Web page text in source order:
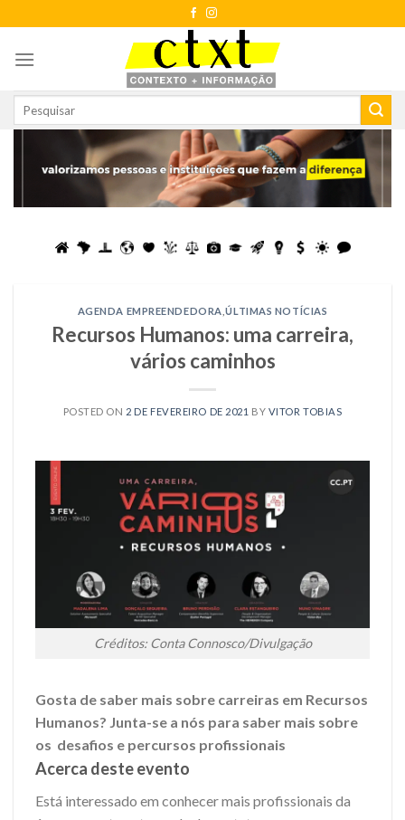
to
content
AGENDA EMPREENDEDORA ,ÚLTIMAS NOTÍCIAS
Recursos Humanos: uma carreira,
vários caminhos
POSTED ON 2 DE FEVEREIRO DE 2021 BY VITOR TOBIAS
Créditos: Conta Connosco/Divulgação
Gosta de saber mais sobre carreiras em Recursos
Humanos? Junta-se a nós para saber mais sobre
os desafios e percursos profissionais
Acerca deste evento
Está interessado em conhecer mais profissionais da